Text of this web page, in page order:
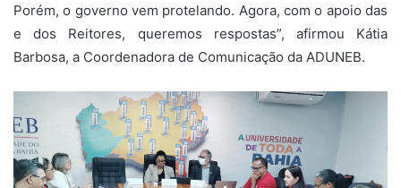
Porém, o governo vem protelando. Agora, com o apoio das
e dos Reitores, queremos respostas”, afirmou Kátia
Barbosa, a Coordenadora de Comunicação da ADUNEB.